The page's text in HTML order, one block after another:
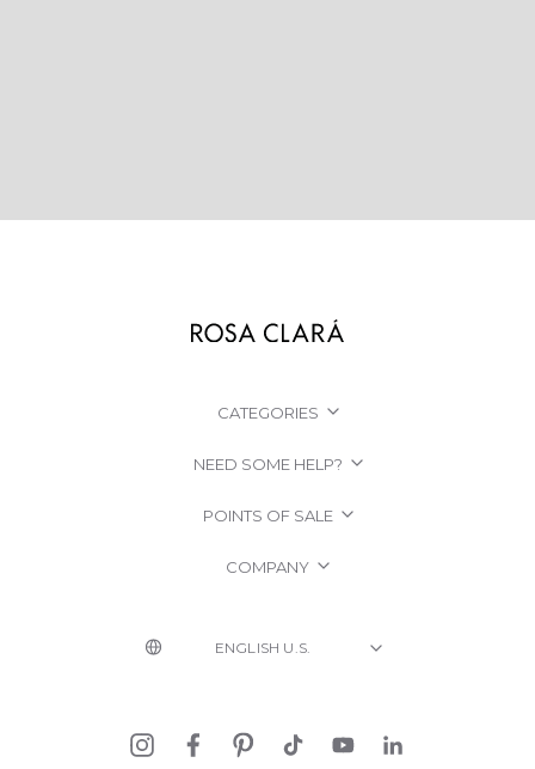
CATEGORIES
NEED SOME HELP?
POINTS OF SALE
COMPANY